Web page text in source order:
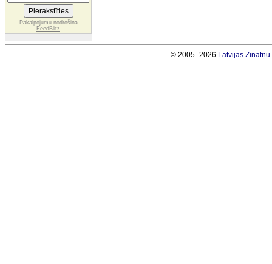
Pakalpojumu nodrošina
FeedBlitz
© 2005–2026 Latvijas